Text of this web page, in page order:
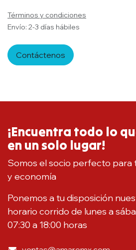
Términos y condiciones
Envío: 2-3 días hábiles
Contáctenos
¡Encuentra todo lo
en un solo lugar!
Somos el socio perfecto para
y economía
Ponemos a tu disposición
horario corrido de lunes a
07:30 a 18:00 horas